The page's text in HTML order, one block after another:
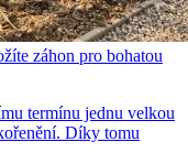
záhon pro bohatou
termínu jednu velkou
Díky tomu